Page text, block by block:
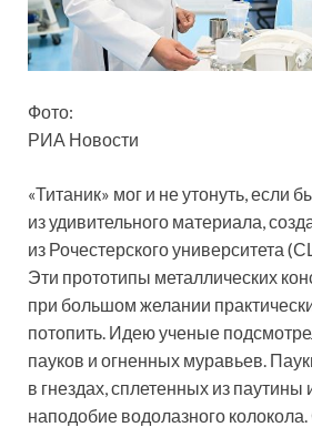
Фото:
РИА Новости
«Титаник» мог и не утонуть, если
из удивительного материала,
из Рочестерского университета
Эти прототипы металлических
при большом желании
потопить. Идею ученые
пауков и огненных муравьев.
в гнездах, сплетенных из паутины
наподобие водолазного